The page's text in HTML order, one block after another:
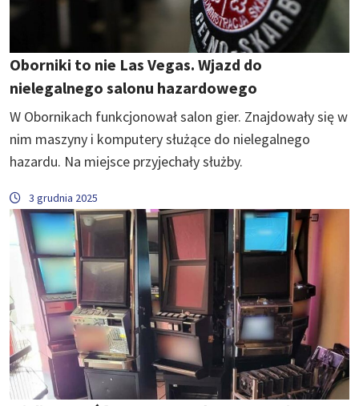
Oborniki to nie Las Vegas. Wjazd do
nielegalnego salonu hazardowego
W Obornikach funkcjonował salon gier. Znajdowały się w
nim maszyny i komputery służące do nielegalnego
hazardu. Na miejsce przyjechały służby.
3 grudnia 2025